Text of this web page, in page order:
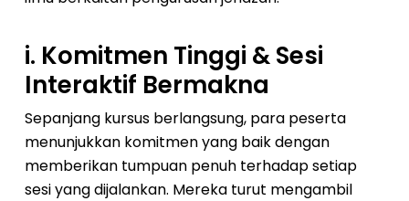
i. Komitmen Tinggi & Sesi
Interaktif Bermakna
Sepanjang kursus berlangsung, para peserta
menunjukkan komitmen yang baik dengan
memberikan tumpuan penuh terhadap setiap
sesi yang dijalankan. Mereka turut mengambil